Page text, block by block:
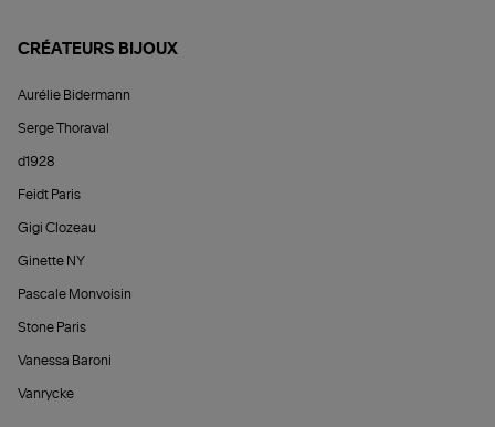
CRÉATEURS BIJOUX
Aurélie Bidermann
Serge Thoraval
d1928
Feidt Paris
Gigi Clozeau
Ginette NY
Pascale Monvoisin
Stone Paris
Vanessa Baroni
Vanrycke